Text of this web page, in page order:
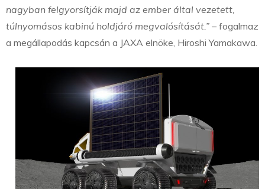
nagyban felgyorsítják majd az ember által vezetett,
túlnyomásos kabinú holdjáró megvalósítását.” – fogalmaz
a megállapodás kapcsán a JAXA elnöke, Hiroshi Yamakawa.